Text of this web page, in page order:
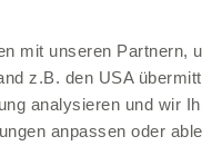
mit unseren Partnern,
z.B. den USA
analysieren und wir
anpassen oder
Für den Kontakt